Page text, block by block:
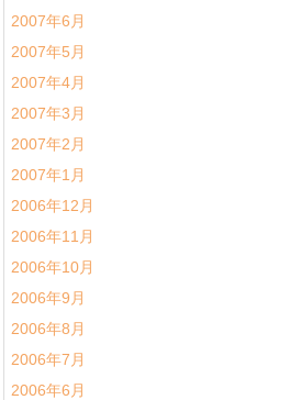
2007年6月
2007年5月
2007年4月
2007年3月
2007年2月
2007年1月
2006年12月
2006年11月
2006年10月
2006年9月
2006年8月
2006年7月
2006年6月